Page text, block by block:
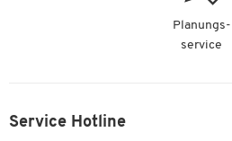
Planungs-
service
Service Hotline